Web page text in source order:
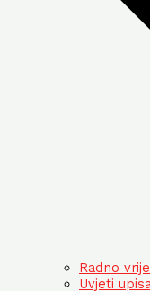
Radno
Uvjeti